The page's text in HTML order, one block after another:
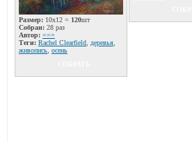
Размер: 10x12 = 120шт
Собран: 28 раз
Автор: ===
Теги: Rachel Clearfield деревья
живопись осень